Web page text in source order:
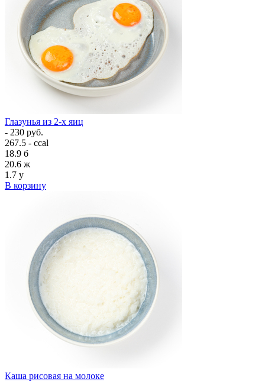
Глазунья из 2-х яиц
- 230 руб.
267.5 - ccal
18.9 б
20.6 ж
1.7 у
В корзину
Каша рисовая на молоке